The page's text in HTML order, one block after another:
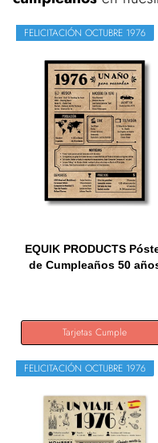
FELICITACIÓN OCTUBRE 1976
EQUIK PRODUCTS
de Cumpleaños 50
Tarjetas Cumple
FELICITACIÓN OCTUBRE 1976